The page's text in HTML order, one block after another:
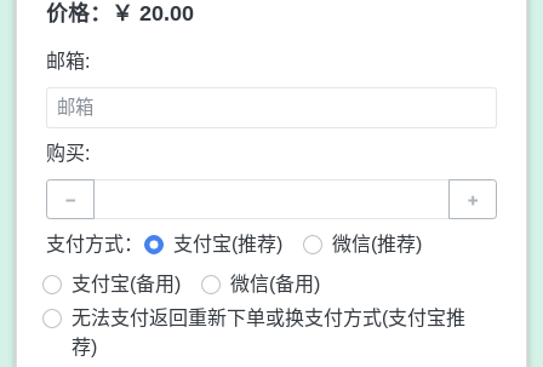
价格：￥ 20.00
邮箱:
购买:
− +
支付方式： 支付宝(推荐)
微信(推荐)
支付宝(备用)
微信(备用)
无法支付返回重新下单或换支付方式(支付宝推
荐)